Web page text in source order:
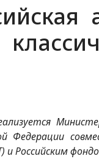
Федерации
и Российским